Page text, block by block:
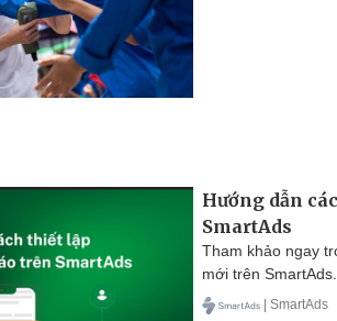
Hướng dẫn
SmartAds
Tham khảo ngay
mới trên SmartAds.
| SmartAds